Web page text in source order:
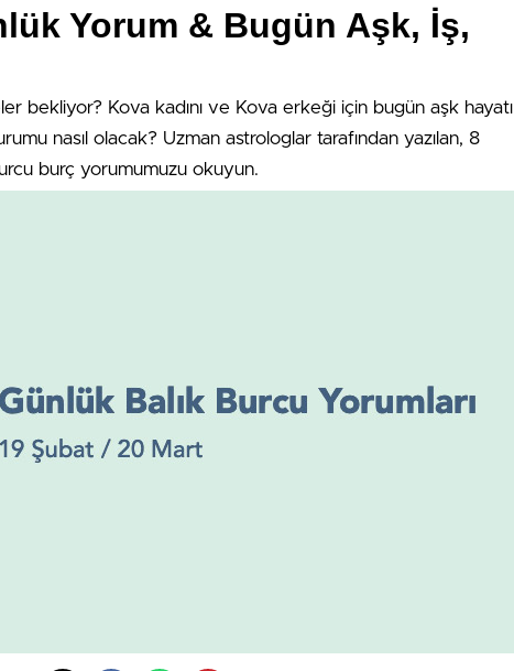
Yorum & Bugün Aşk, İş,
bekliyor? Kova kadını ve Kova erkeği için bugün aşk hayatı
nasıl olacak? Uzman astrologlar tarafından yazılan, 8
burç yorumumuzu okuyun.